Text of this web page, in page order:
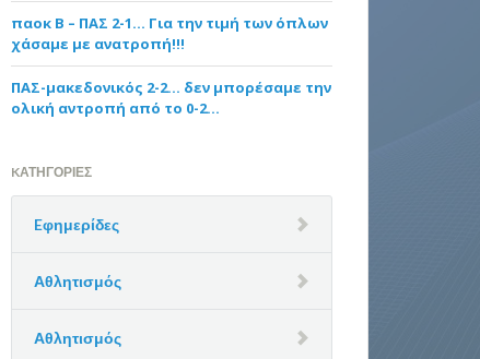
παοκ Β – ΠΑΣ 2-1… Για την τιμή των όπλων
χάσαμε με ανατροπή!!!
ΠΑΣ-μακεδονικός 2-2… δεν μπορέσαμε την
ολική αντροπή από το 0-2…
KΑΤΗΓΟΡΊΕΣ
Eφημερίδες
Αθλητισμός
Αθλητισμός